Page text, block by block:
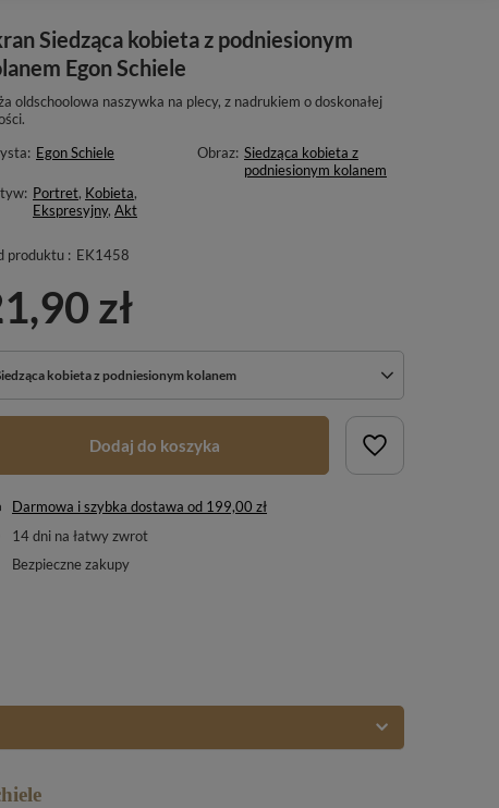
Siedząca kobieta z podniesionym
Egon Schiele
oldschoolowa naszywka na plecy, z nadrukiem o doskonałej
Egon Schiele Obraz: Siedząca kobieta z
podniesionym kolanem
Portret, Kobieta,
Ekspresyjny,Akt
produktu : EK1458
zł
kobieta z podniesionym kolanem
Dodaj do koszyka
Darmowa i szybka dostawa od 199,00 zł
14dni na łatwy zwrot
Bezpieczne zakupy